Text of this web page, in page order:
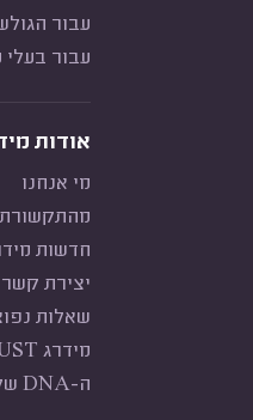
עבור
עבור
אודות
מי אנחנו
מהתקשורת
חדשות
יצירת קשר
שאלות
מידרג TRUST
ה-DNA של מידרג